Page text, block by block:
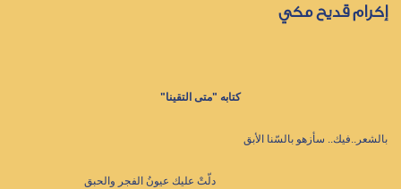
إكرام قديح مكي
كتابه "متى التقينا"
بالشعر..فيك.. سأزهو بالسّنا الأبق
دلّتْ عليك عيونُ الفجر والحبق